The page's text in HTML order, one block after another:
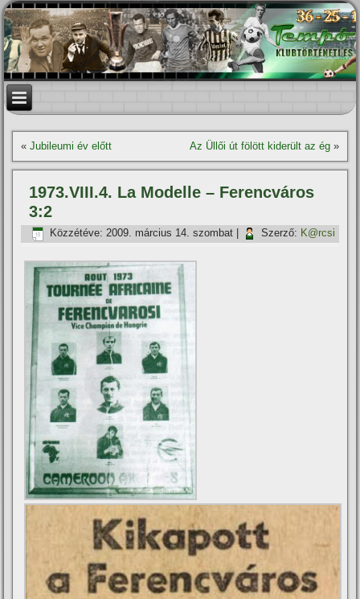
«Jubileumi év előtt Az Üllői út fölött kiderült az ég»
1973.VIII.4. La Modelle – Ferencváros
3:2
Közzétéve: 2009. március 14. szombat Szerző: K@rcsi